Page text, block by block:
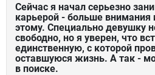
Сейчас я начал серьезно
карьерой - больше внимания
этому. Специально девушку
свободно, но я уверен, что
единственную, с которой
оставшуюся жизнь. А так -
в поиске.